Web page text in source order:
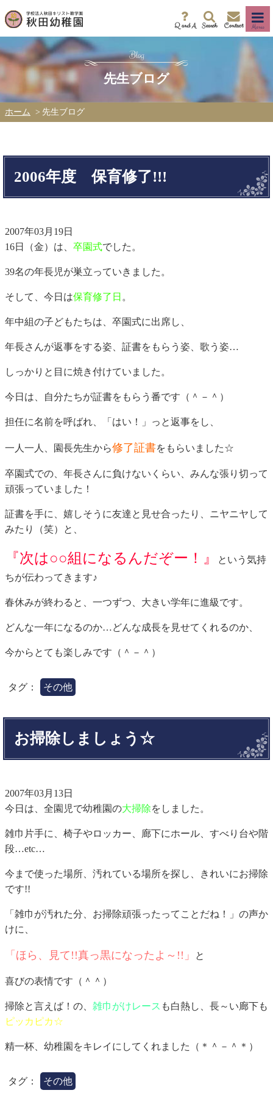
Q and A Search Contact Menu
先生ブログ
ホーム 先生ブログ
2006年度 保育修了!!!
2007年03月19日
16日（金）は、 卒園式でした。
39名の年長児が巣立っていきました。
そして、今日は保育修了日 。
年中組の子どもたちは、卒園式に出席し、
年長さんが返事をする姿、証書をもらう姿、歌う姿…
しっかりと目に焼き付けていました。
今日は、自分たちが証書をもらう番です（＾－＾）
担任に名前を呼ばれ、「はい！」っと返事をし、
一人一人、園長先生から修了証書をもらいました☆
卒園式での、年長さんに負けないくらい、みんな張り切って
頑張っていました！
証書を手に、嬉しそうに友達と見せ合ったり、ニヤニヤして
みたり（笑）と、
『次は○○組になるんだぞー！』
という気持
ちが伝わってきます♪
春休みが終わると、一つずつ、大きい学年に進級です。
どんな一年になるのか…どんな成長を見せてくれるのか、
今からとても楽しみです（＾－＾）
タグ： その他
お掃除しましょう☆
2007年03月13日
今日は、全園児で幼稚園の大掃除をしました。
雑巾片手に、椅子やロッカー、廊下にホール、すべり台や階
段…etc…
今まで使った場所、汚れている場所を探し、きれいにお掃除
です!!
「雑巾が汚れた分、お掃除頑張ったってことだね！」の声か
けに、
「ほら、見て!!真っ黒になったよ～!!」 と
喜びの表情です（＾＾）
掃除と言えば！の、 雑巾がけレース も白熱し、長～い廊下も
ピッカピカ☆
精一杯、幼稚園をキレイにしてくれました（＊＾－＾＊）
タグ： その他